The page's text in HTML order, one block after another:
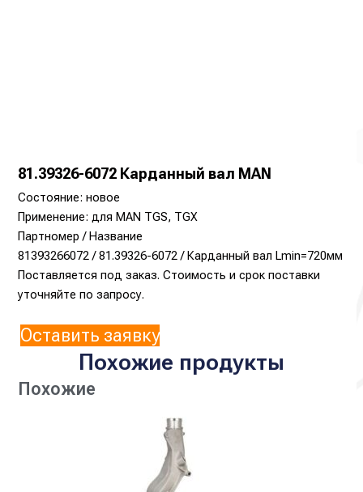
81.39326-6072 Карданный вал MAN
Состояние: новое
Применение: для MAN TGS, TGX
Партномер / Название
81393266072 / 81.39326-6072 / Карданный вал Lmin=720мм
Поставляется под заказ. Стоимость и срок поставки
уточняйте по запросу.
Оставить заявку
Похожие продукты
Похожие